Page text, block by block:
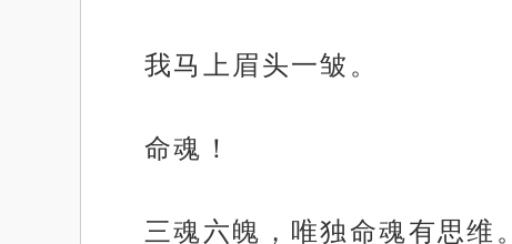
我马上眉头一皱。
命魂！
三魂六魄，唯独命魂有思维。